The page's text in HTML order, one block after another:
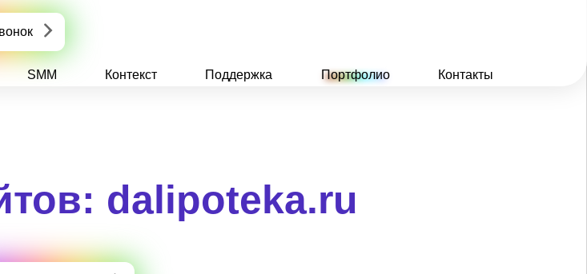
SMM Контекст Поддержка Портфолио Контакты
dalipoteka.ru